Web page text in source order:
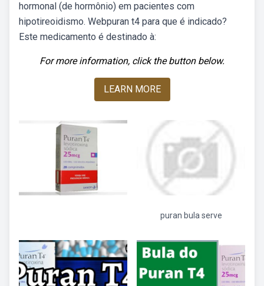
hormonal (de hormônio) em pacientes com
hipotireoidismo. Webpuran t4 para que é indicado?
Este medicamento é destinado à:
For more information, click the button below.
LEARN MORE
puran bula serve